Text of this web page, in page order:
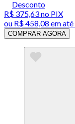
Desconto
R$ 375,63no PIX
ou R$ 458,08 em até
COMPRAR AGORA